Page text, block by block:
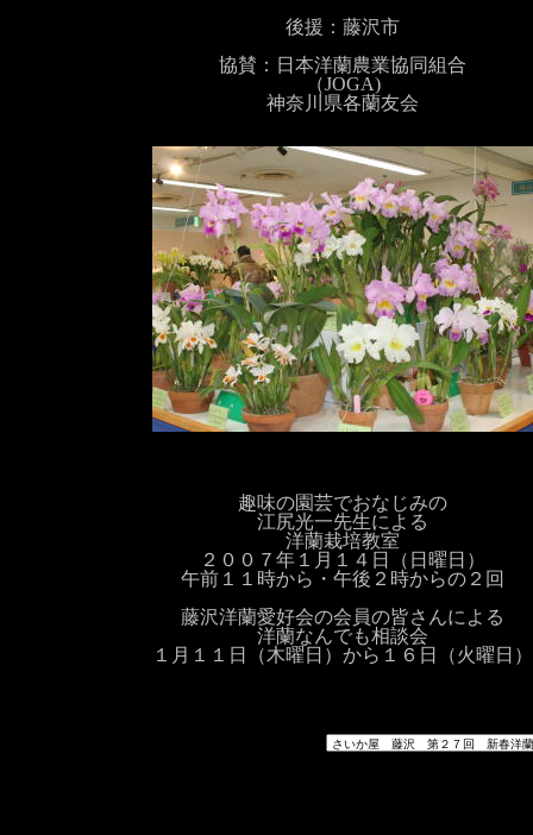
後援：藤沢市
協賛：日本洋蘭農業協同組合
（JOGA)
神奈川県各蘭友会
趣味の園芸でおなじみの
江尻光一先生による
洋蘭栽培教室
２００７年１月１４日（日曜日）
午前１１時から・午後２時からの２回
藤沢洋蘭愛好会の会員の皆さんによる
洋蘭なんでも相談会
１月１１日（木曜日）から１６日（火曜日）